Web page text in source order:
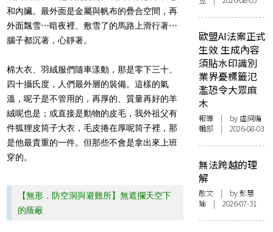
和內臟。最外面是金屬與帆布的疊合空間，再
外面飄雪⋯暗夜裡、敷雪了的馬路上滑行著⋯
腦子都沉著，心靜著。
棉大衣、羽絨服們隨車漾動，那是零下三十、
四十攝氏度，人們最外層的裝備。這樣的氣
溫，呢子是不管用的，再厚的、質量再好的羊
絨呢也是；或直接是動物的皮毛，我外祖父有
件狐狸皮筒子大衣，毛皮捲在厚呢筒子裡，那
是他最貴重的一件。但那些不會是拿出來上班
穿的。
【無形．防空洞與避難所】無遮攔天空下
的蔭蔽
歐盟AI法案正式
生效 生成內容
須貼水印識別
業界憂標籤氾
濫恐令大眾麻
木
報導 | by 虛詞編
輯部 | 2026-08-03
無法跨越的理
解
散文 | by 彭慧
瑜 | 2026-07-31